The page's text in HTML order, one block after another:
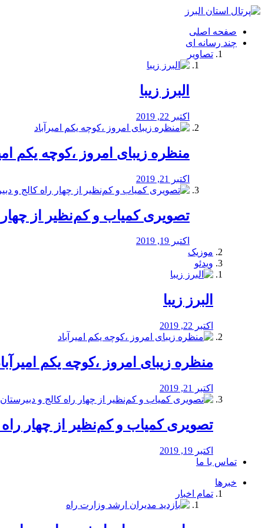
فصد
شرق
تهران
خشکشویی
صفحه اصلی
چند رسانه ای
تصاویر
البرز زیبا
اکتبر 22, 2019
منظره‌‌ زیبای امروز ،کوچه یکم
اکتبر 21, 2019
️تصویری کمیاب و کم‌نظیر از چهار راه
اکتبر 19, 2019
موزیک
ویدئو
البرز زیبا
اکتبر 22, 2019
منظره‌‌ زیبای امروز ،کوچه یکم
اکتبر 21, 2019
️تصویری کمیاب و کم‌نظیر از چهار راه
اکتبر 19, 2019
تماس با ما
خبرها
تمام اخبار